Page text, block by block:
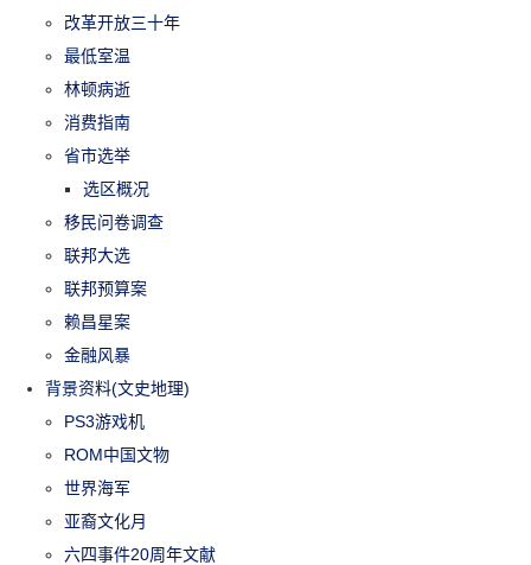
改革开放三十年
最低室温
林顿病逝
消费指南
省市选举
选区概况
移民问卷调查
联邦大选
联邦预算案
赖昌星案
金融风暴
背景资料(文史地理)
PS3游戏机
ROM中国文物
世界海军
亚裔文化月
六四事件20周年文献